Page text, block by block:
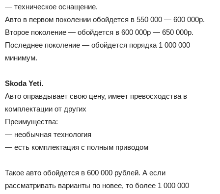
— техническое оснащение.
Авто в первом поколении обойдется в 550 000 — 600 000р.
Второе поколение — обойдется в 600 000р — 650 000р.
Последнее поколение — обойдется порядка 1 000 000
минимум.
Skoda Yeti.
Авто оправдывает свою цену, имеет превосходства в
комплектации от других
Преимущества:
— необычная технология
— есть комплектация с полным приводом
Такое авто обойдется в 600 000 рублей. А если
рассматривать варианты по новее, то более 1 000 000